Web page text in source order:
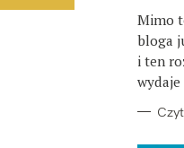
O
R
I
E
Mimo
bloga
i ten
wydaje